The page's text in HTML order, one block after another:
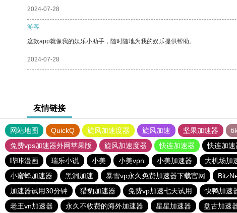
2024-07-28
游客
这款app就像我的娱乐小助手，随时随地为我的娱乐提供帮助。
2024-07-28
友情链接
网站地图 QuickQ 旋风加速度器 旋风加速 坚果加速器
免费vps加速器外网苹果版
旋风加速度器 快连加速器 快连加速
哔咔漫画
瑞乐小说 小美 小美vpn 小美加速器 大机场加
小蜜蜂加速器
黑洞加速 暴雪vp永久免费加速器下载官网
加速器试用30分钟
猎豹加速器 免费vp加速七天试用 快鸭加速
老王vn加速器
永久不收费的海外加速器 星星加速器 盘古加速